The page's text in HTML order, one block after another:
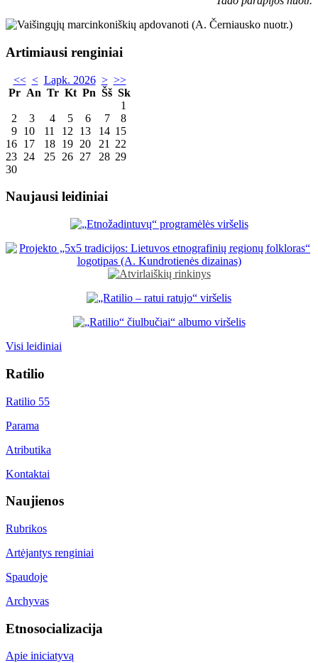
Artimiausi renginiai
<< < Lapk. 2026 > >>
Pr An Tr Kt Pn Šš Sk
1
2
3 4 5 6 7
8
9 10 11 12 13 14 15
16 17 18 19 20 21
22
23 24 25 26 27 28 29
30
Naujausi leidiniai
Visi leidiniai
Ratilio
Ratilio 55
Parama
Atributika
Kontaktai
Naujienos
Rubrikos
Artėjantys renginiai
Spaudoje
Archyvas
Etnosocializacija
Apie iniciatyvą